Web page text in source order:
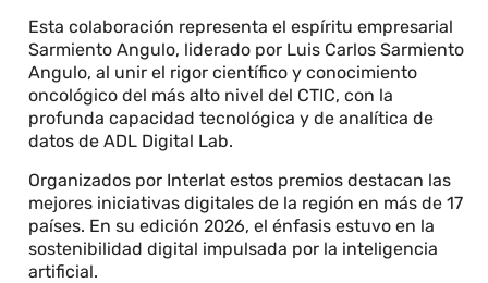
Esta colaboración representa el espíritu empresarial
Sarmiento Angulo, liderado por Luis Carlos Sarmiento
Angulo, al unir el rigor científico y conocimiento
oncológico del más alto nivel del CTIC, con la
profunda capacidad tecnológica y de analítica de
datos de ADL Digital Lab.
Organizados por Interlat estos premios destacan las
mejores iniciativas digitales de la región en más de 17
países. En su edición 2026, el énfasis estuvo en la
sostenibilidad digital impulsada por la inteligencia
artificial.